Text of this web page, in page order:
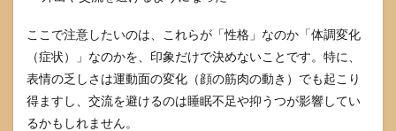
7.2
睡
眠：
まず
は
「毎
ここで注意したいのは、これらが「性格」なのか「体調変化
（症状）」なのかを、印象だけで決めないことです。特に、
表情の乏しさは運動面の変化（顔の筋肉の動き）でも起こり
得ますし、交流を避けるのは睡眠不足や抑うつが影響してい
るかもしれません。